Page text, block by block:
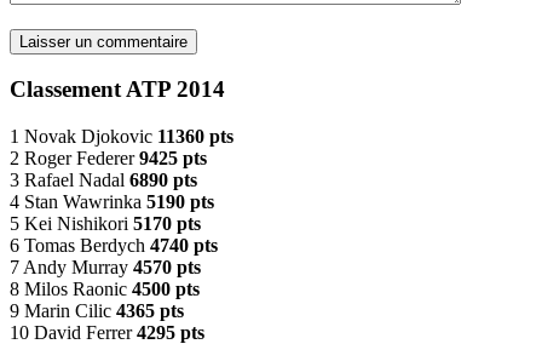
Classement ATP 2014
1 Novak Djokovic 11360 pts
2 Roger Federer9425 pts
3 Rafael Nadal 6890 pts
4 Stan Wawrinka 5190 pts
5 Kei Nishikori 5170 pts
6 Tomas Berdych 4740 pts
7 Andy Murray 4570 pts
8 Milos Raonic 4500 pts
9 Marin Cilic 4365 pts
10 David Ferrer4295 pts